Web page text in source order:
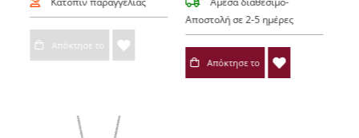
Απόκτησε το
Αποστολή σε 2-5 ημέρες
Απόκτησε το